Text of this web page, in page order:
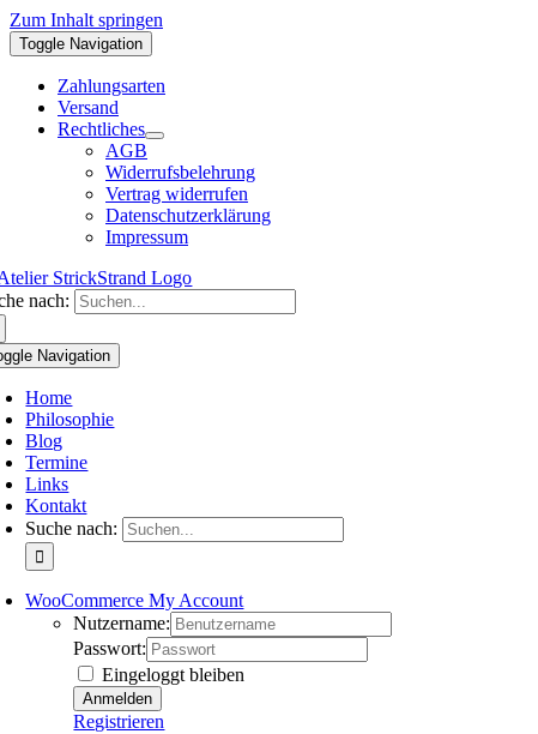
Zum Inhalt springen
Toggle Navigation
Zahlungsarten
Versand
Rechtliches
AGB
Widerrufsbelehrung
Vertrag widerrufen
Datenschutzerklärung
Impressum
nach:
Navigation
Home
Philosophie
Blog
Termine
Links
Kontakt
Suche nach:
WooCommerce My Account
Nutzername:
Passwort:
Eingeloggt bleiben
Registrieren